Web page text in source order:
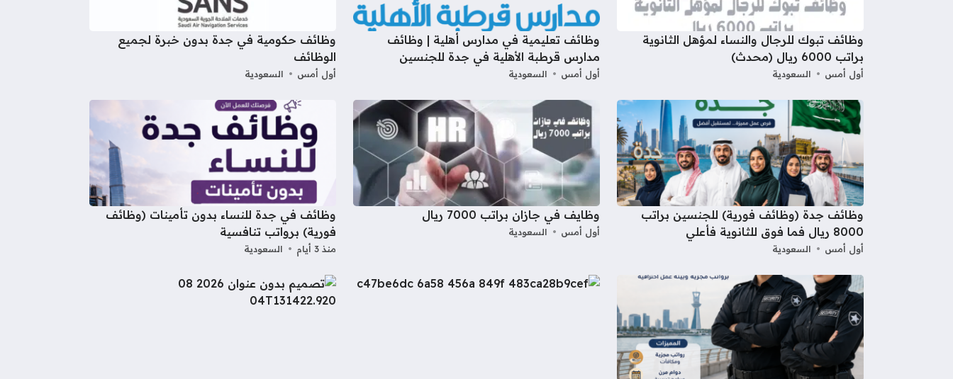
وظائف تبوك للرجال والنساء لمؤهل الثانوية
براتب 6000 ريال (محدث)
أول أمس السعودية
وظائف تعليمية في مدارس أهلية | وظائف
مدارس قرطبة الأهلية في جدة للجنسين
أول أمس السعودية
وظائف حكومية في جدة بدون خبرة لجميع
الوظائف
أول أمس السعودية
وظائف جدة (وظائف فورية) للجنسين براتب
8000 ريال فما فوق للثانوية فأعلي
أول أمس السعودية
وظايف في جازان براتب 7000 ريال
أول أمس السعودية
وظائف في جدة للنساء بدون تأمينات (وظائف
فورية) برواتب تنافسية
منذ 3 أيام السعودية